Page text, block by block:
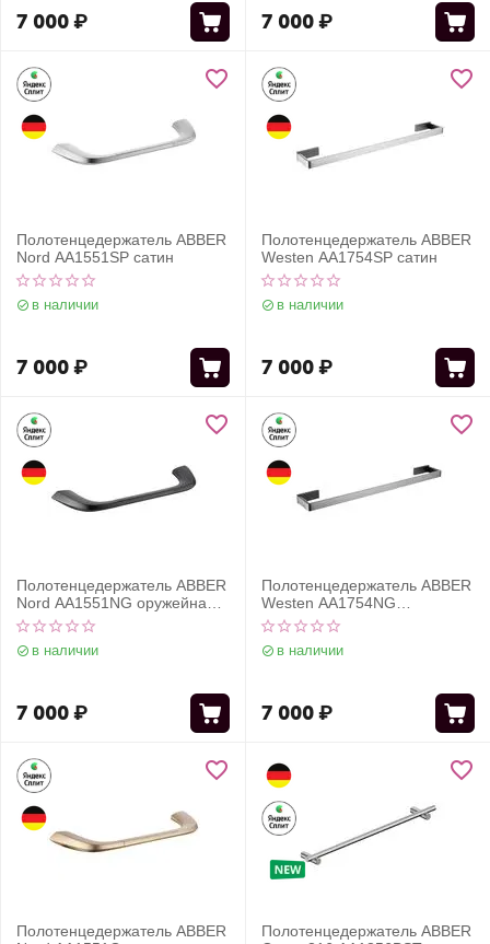
7 000₽ 7 000₽
Полотенцедержатель ABBER
Nord AA1551SP сатин
в наличии
7 000₽
Полотенцедержатель ABBER
Westen AA1754SP сатин
в наличии
7 000₽
Полотенцедержатель ABBER
Nord AA1551NG оружейная
сталь
в наличии
7 000₽
Полотенцедержатель ABBER
Westen AA1754NG
оружейная сталь
в наличии
7 000₽
Полотенцедержатель ABBER
Полотенцедержатель ABBER